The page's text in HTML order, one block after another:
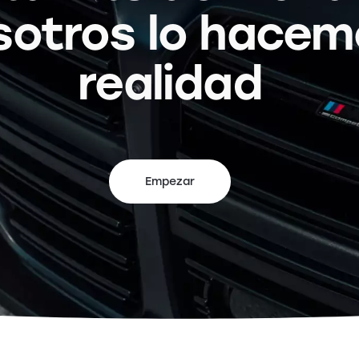
lo
realidad
Empezar